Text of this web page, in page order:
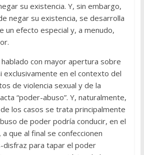
su existencia. Y, sin embargo,
negar su existencia, se desarrolla
un efecto especial y, a menudo,
con mayor apertura sobre
exclusivamente en el contexto del
de violencia sexual y de la
“poder-abuso”. Y, naturalmente,
los casos se trata principalmente
de poder podría conducir, en el
que al final se confeccionen
disfraz para tapar el poder